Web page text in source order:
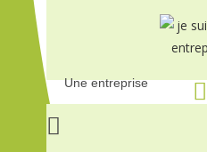
Une entreprise